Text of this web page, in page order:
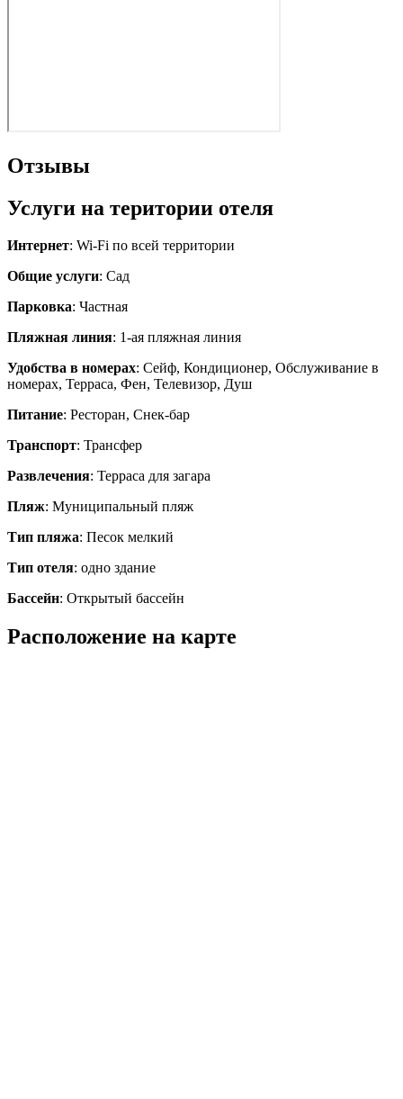
Отзывы
Услуги на територии отеля
Интернет: Wi-Fi по всей территории
Общие услуги: Сад
Парковка: Частная
Пляжная линия: 1-ая пляжная линия
Удобства в номерах: Сейф, Кондиционер, Обслуживание в
номерах, Терраса, Фен, Телевизор, Душ
Питание: Ресторан, Снек-бар
Транспорт: Трансфер
Развлечения: Терраса для загара
Пляж: Муниципальный пляж
Тип пляжа: Песок мелкий
Тип отеля: одно здание
Бассейн: Открытый бассейн
Расположение на карте